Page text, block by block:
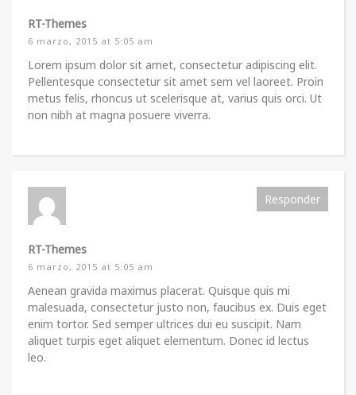
RT-Themes
6 marzo, 2015 at 5:05 am
Lorem ipsum dolor sit amet, consectetur adipiscing elit.
Pellentesque consectetur sit amet sem vel laoreet. Proin
metus felis, rhoncus ut scelerisque at, varius quis orci. Ut
non nibh at magna posuere viverra.
RT-Themes
6 marzo, 2015 at 5:05 am
Responder
Aenean gravida maximus placerat. Quisque quis mi
malesuada, consectetur justo non, faucibus ex. Duis eget
enim tortor. Sed semper ultrices dui eu suscipit. Nam
aliquet turpis eget aliquet elementum. Donec id lectus
leo.